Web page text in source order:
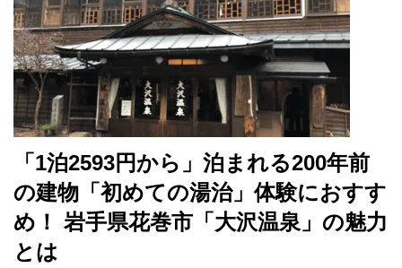
「1泊2593円から」泊まれる200年前
の建物「初めての湯治」体験におすす
め！ 岩手県花巻市「大沢温泉」の魅力
とは